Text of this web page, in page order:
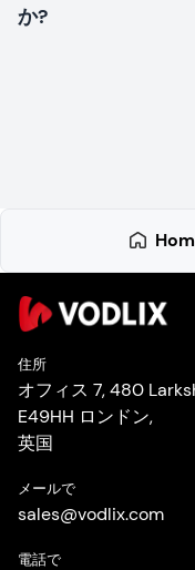
か?
住所
オフィス 7, 480
E49HH ロンドン,
英国
メールで
sales@vodlix.com
電話で